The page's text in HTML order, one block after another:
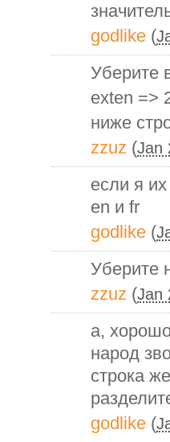
godlike (
Уберите
exten =>
ниже
zzuz (Jan
если я
en и fr
godlike (
Уберите
zzuz (Jan
а,
народ
строка
godlike (